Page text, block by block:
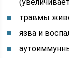
травмы
язва и